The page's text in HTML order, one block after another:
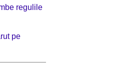
regulile
pe